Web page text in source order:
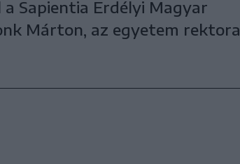
Sapientia Erdélyi Magyar
Márton, az egyetem rektora